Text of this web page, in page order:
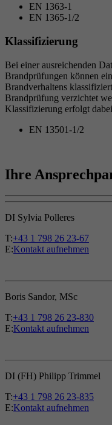
EN 1363-1
EN 1365-1/2
Klassifizierung
Bei einer ausreichenden
Brandprüfungen können
Brandverhaltens
Brandprüfung verzichtet
Klassifizierung erfolgt
EN 13501-1/2
Ihre
DI Sylvia Polleres
T:+43 1 798 26 23-67
E:Kontakt aufnehmen
Boris Sandor, MSc
T:+43 1 798 26 23-830
E:Kontakt aufnehmen
DI (FH) Philipp Trimmel
T:+43 1 798 26 23-835
E:Kontakt aufnehmen